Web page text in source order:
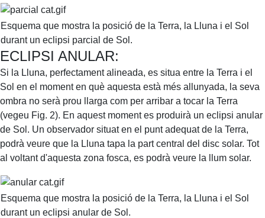
Esquema que mostra la posició de la Terra, la Lluna i el Sol
durant un eclipsi parcial de Sol.
ECLIPSI ANULAR:
Si la Lluna, perfectament alineada, es situa entre la Terra i el
Sol en el moment en què aquesta està més allunyada, la seva
ombra no serà prou llarga com per arribar a tocar la Terra
(vegeu Fig. 2). En aquest moment es produirà un eclipsi anular
de Sol. Un observador situat en el punt adequat de la Terra,
podrà veure que la Lluna tapa la part central del disc solar. Tot
al voltant d'aquesta zona fosca, es podrà veure la llum solar.
Esquema que mostra la posició de la Terra, la Lluna i el Sol
durant un eclipsi anular de Sol.